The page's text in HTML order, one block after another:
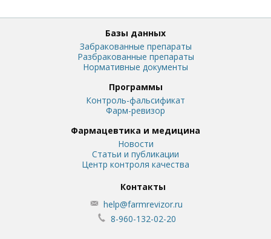
Базы данных
Забракованные препараты
Разбракованные препараты
Нормативные документы
Программы
Контроль-фальсификат
Фарм-ревизор
Фармацевтика и медицина
Новости
Статьи и публикации
Центр контроля качества
Контакты
help@farmrevizor.ru
8-960-132-02-20